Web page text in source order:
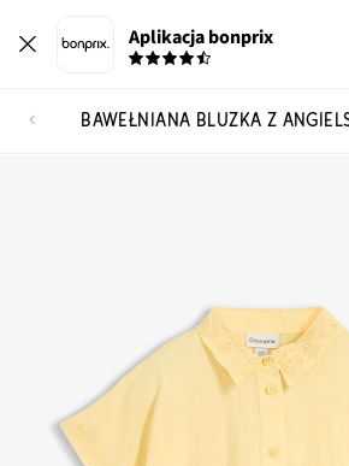
Aplikacja bonprix
BAWEŁNIANA BLUZKA Z